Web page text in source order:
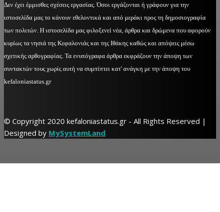
Δεν έχει έμμισθες σχέσεις εργασίας. Όσοι εργάζονται ή γράφουν για την
ιστοσελίδα μας το κάνουν εθελοντικά και από μεράκι προς τη δημοσιογραφία
των πολιτών. Η ιστοσελίδα μας φιλοξενεί νέα, άρθρα και δρώμενα που αφορούν
κυρίως τα νησιά της Κεφαλονιάς και της Ιθάκης καθώς και απόψεις μέσω
σχετικής αρθογραφίας. Τα ενυπόγραφα άρθρα εκφράζουν την άποψη των
συντακτών τους χωρίς αυτή να συμπίπτει κατ' ανάγκη με την άποψη του
kefaloniastatus.gr
© Copyright 2020 kefaloniastatus.gr - All Rights Reserved |
Designed by MySystemLand